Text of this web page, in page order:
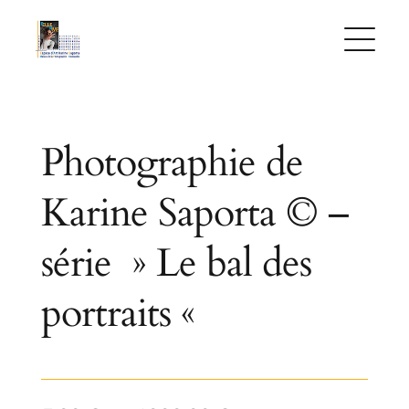
Photographie de
Karine Saporta © –
série » Le bal des
portraits «